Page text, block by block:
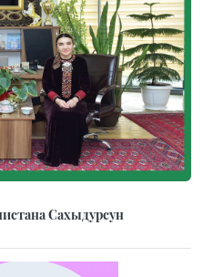
Сахыдурсун